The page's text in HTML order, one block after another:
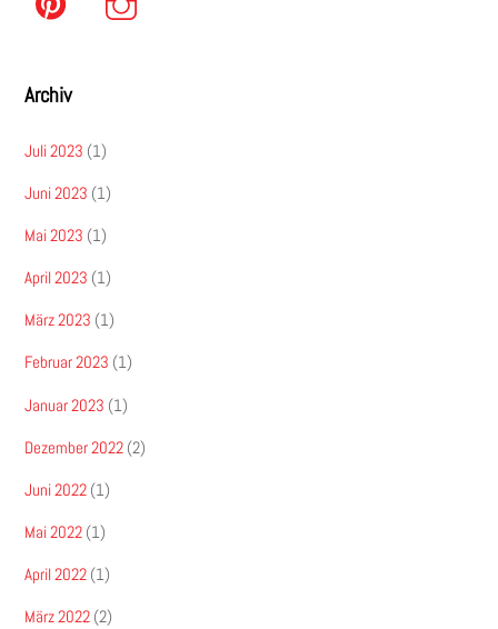
Archiv
Juli 2023 (1)
Juni 2023 (1)
Mai 2023 (1)
April 2023 (1)
März 2023 (1)
Februar 2023 (1)
Januar 2023 (1)
Dezember 2022 (2)
Juni 2022 (1)
Mai 2022 (1)
April 2022 (1)
März 2022 (2)